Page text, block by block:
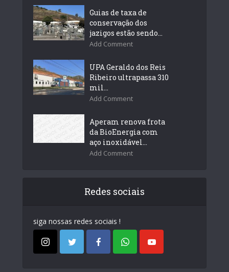
Guias de taxa de
conservação dos
jazigos estão sendo...
Add Comment
UPA Geraldo dos Reis
Ribeiro ultrapassa 310
mil...
Add Comment
Aperam renova frota
da BioEnergia com
aço inoxidável...
Add Comment
Redes sociais
siga nossas redes sociais !